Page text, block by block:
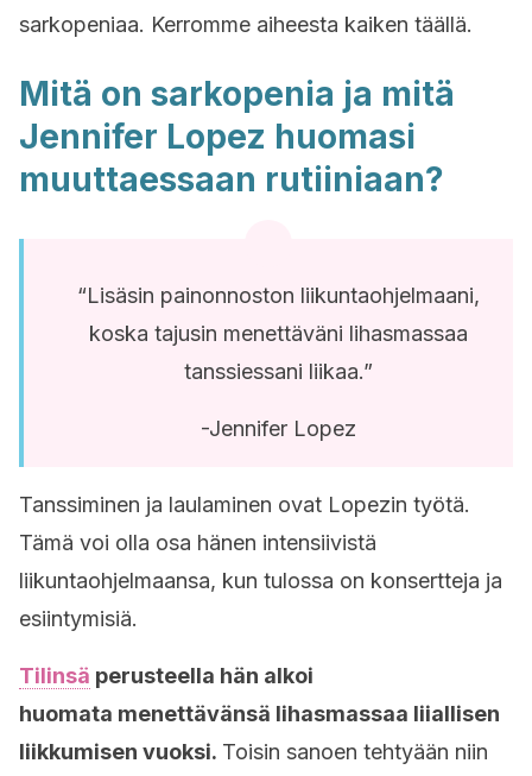
sarkopeniaa. Kerromme aiheesta kaiken täällä.
Mitä on sarkopenia ja mitä
Jennifer Lopez huomasi
muuttaessaan rutiiniaan?
“Lisäsin painonnoston liikuntaohjelmaani,
koska tajusin menettäväni lihasmassaa
tanssiessani liikaa.”
-Jennifer Lopez
Tanssiminen ja laulaminen ovat Lopezin työtä.
Tämä voi olla osa hänen intensiivistä
liikuntaohjelmaansa, kun tulossa on konsertteja ja
esiintymisiä.
Tilinsä perusteella hän alkoi
huomata menettävänsä lihasmassaa liiallisen
liikkumisen vuoksi. Toisin sanoen tehtyään niin